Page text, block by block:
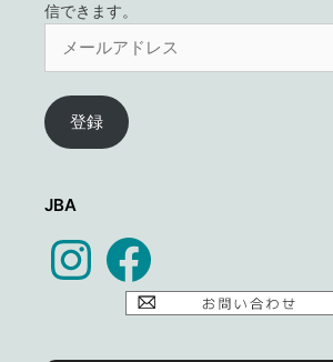
信できます。
ア
ド
登録
JBA
InstagramFacebook